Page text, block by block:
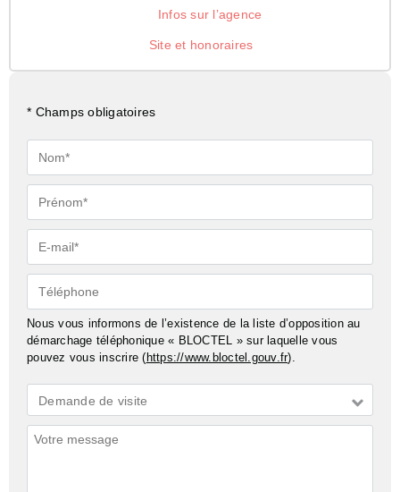
Infos sur l’agence
Site et honoraires
* Champs obligatoires
Nom*
Prénom*
E-
mail*
Téléphone
Nous vous informons de l’existence de la liste d’opposition au
démarchage téléphonique « BLOCTEL » sur laquelle vous
pouvez vous inscrire ( https://www.bloctel.gouv.fr).
Demande
*
Demande de visite
Commentaires